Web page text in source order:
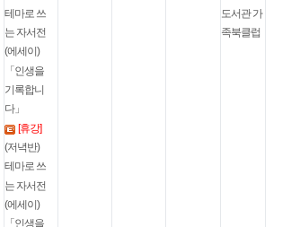
테마로 쓰
는 자서전
(에세이)
「인생을
기록합니
다」
[휴강]
(저녁반)
테마로 쓰
는 자서전
(에세이)
「인생을
도서관 가
족북클럽